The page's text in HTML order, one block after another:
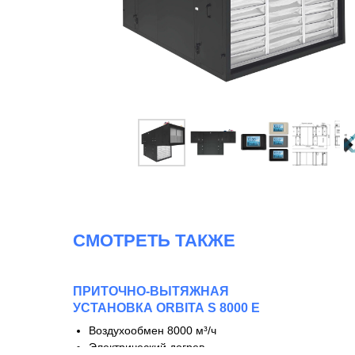
СМОТРЕТЬ ТАКЖЕ
ПРИТОЧНО-ВЫТЯЖНАЯ
УСТАНОВКА ORBITA S 8000 E
Воздухообмен 8000 м³/ч
Электрический догрев